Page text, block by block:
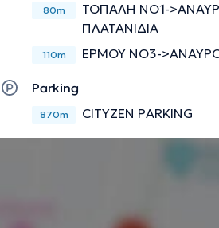
80m
ΤΟΠΑΛΗ ΝΟ1-
ΠΛΑΤΑΝΙΔΙΑ
110m ΕΡΜΟΥ ΝΟ3-
Parking
870m CITYZEN PARKING